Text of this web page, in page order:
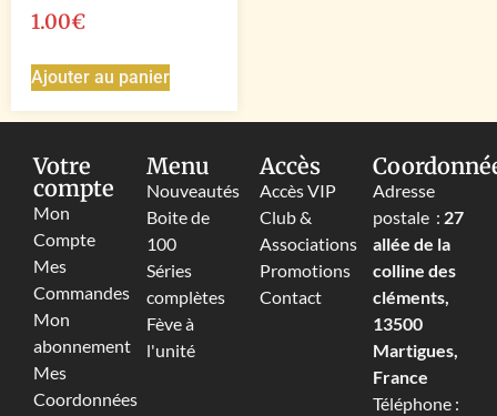
1.00€
Ajouter au panier
Votre
compte
Mon
Compte
Mes
Commandes
Mon
abonnement
Mes
Coordonnées
Menu
Nouveautés
Boite de
100
Séries
complètes
Fève à
l'unité
Accès
Accès VIP
Club &
Associations
Promotions
Contact
Adresse
postale : 27
allée de la
colline des
cléments,
13500
Martigues,
France
Téléphone :